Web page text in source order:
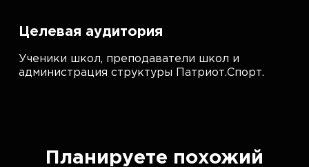
Целевая аудитория
Ученики школ, преподаватели школ и
администрация структуры Патриот.Спорт.
Планируете похожий